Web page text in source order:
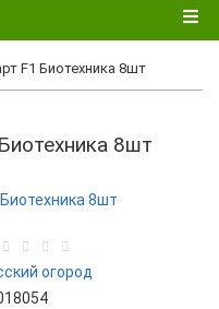
F1 Биотехника 8шт
8шт
огород